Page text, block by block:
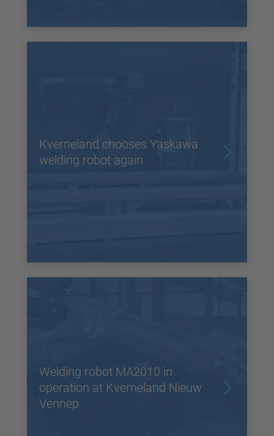
Kverneland chooses Yaskawa
welding robot again
Welding robot MA2010 in
operation at Kverneland Nieuw
Vennep